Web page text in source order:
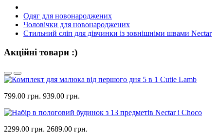
Одяг для новонароджених
Чоловічки для новонароджених
Стильний сліп для дівчинки із зовнішніми швами Nectar
Акційні товари :)
799.00 грн. 939.00 грн.
2299.00 грн. 2689.00 грн.